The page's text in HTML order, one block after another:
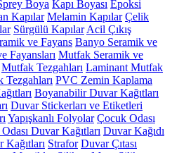
Boya Kapı Boyası Epoksi
Kapılar Melamin Kapılar Çelik
Sürgülü Kapılar Acil Çıkış
ve Fayans Banyo Seramik ve
Fayansları Mutfak Seramik ve
Mutfak Tezgahları Laminant Mutfak
Tezgahları PVC Zemin Kaplama
Boyanabilir Duvar Kağıtları
Duvar Stickerları ve Etiketleri
Yapışkanlı Folyolar Çocuk Odası
Duvar Kağıtları Duvar Kağıdı
Kağıtları Strafor Duvar Çıtası